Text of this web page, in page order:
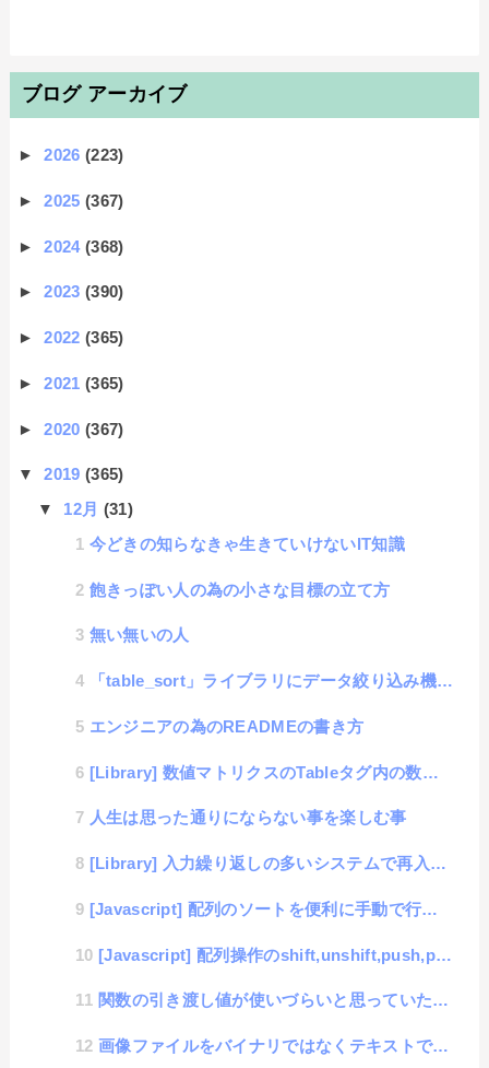
ブログ アーカイブ
►2026(223)
►2025(367)
►2024(368)
►2023(390)
►2022(365)
►2021(365)
►2020(367)
▼2019(365)
▼ 12月 (31)
今どきの知らなきゃ生きていけないIT知識
飽きっぽい人の為の小さな目標の立て方
無い無いの人
「table_sort」ライブラリにデータ絞り込み機能を付けたよ
エンジニアの為のREADMEの書き方
[Library] 数値マトリクスのTableタグ内の数値を簡単に計算できてしまうライブラリ「Tab...
人生は思った通りにならない事を楽しむ事
[Library] 入力繰り返しの多いシステムで再入力が楽になる「Input-cache」
[Javascript] 配列のソートを便利に手動で行う方法
[Javascript] 配列操作のshift,unshift,push,popが毎回めんどくさいの...
関数の引き渡し値が使いづらいと思っていたら、argumentsという便利な機能の存在を知った件
画像ファイルをバイナリではなくテキストで扱うbase64フォーマットって便利なのだろうか？